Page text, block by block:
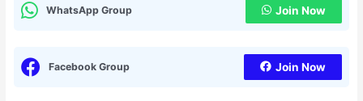
WhatsApp Group Join Now
Facebook Group Join Now